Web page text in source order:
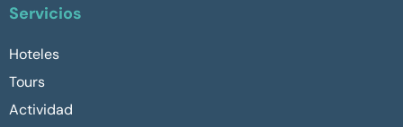
Servicios
Hoteles
Tours
Actividad